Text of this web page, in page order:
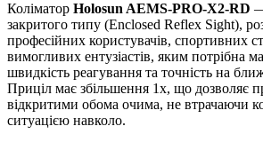
Коліматор Holosun AEMS-PRO-X2-RD
закритого типу (Enclosed Reflex Sight),
професійних користувачів, спортивних
вимогливих ентузіастів, яким потрібна
швидкість реагування та точність на
Приціл має збільшення 1x, що дозволяє
відкритими обома очима, не втрачаючи
ситуацією навколо.